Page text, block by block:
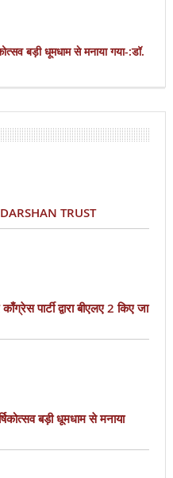
बड़ी धूमधाम से मनाया गया-:डॉ.
TRUST
पार्टी द्वारा बीएलए 2 किए जा
बड़ी धूमधाम से मनाया